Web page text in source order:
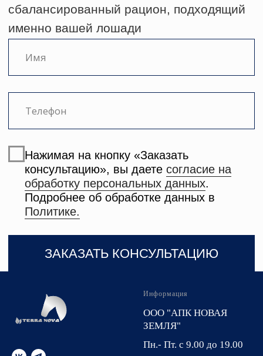
Информация
ООО "АПК НОВАЯ
ЗЕМЛЯ"
Пн.- Пт. с 9.00 до 19.00